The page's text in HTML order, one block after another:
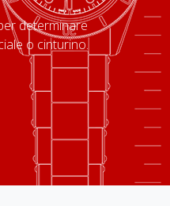
determinare
o cinturino.